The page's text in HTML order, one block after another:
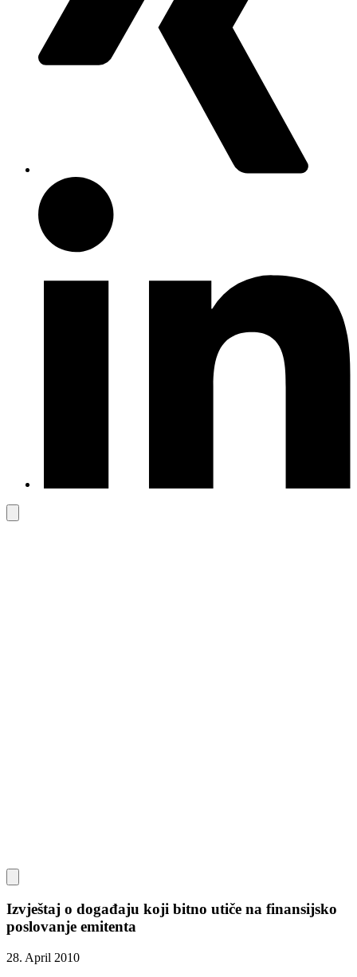
Izvještaj o događaju koji bitno utiče na finansijsko
poslovanje emitenta
28. April 2010